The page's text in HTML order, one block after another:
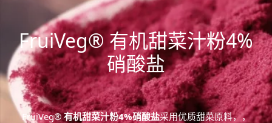
FruiVeg® 有机甜菜汁粉4%
硝酸盐
FruiVeg®有机甜菜汁粉4%硝酸盐采用优质甜菜原料，，